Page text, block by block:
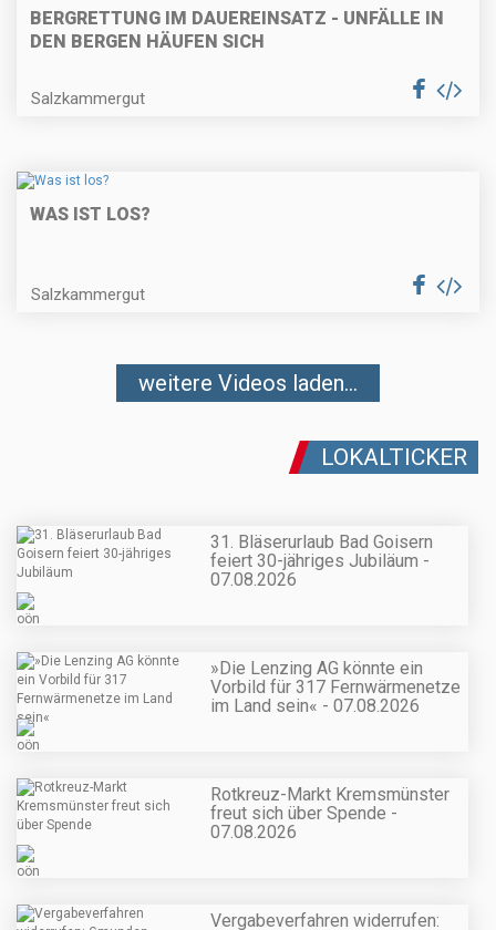
BERGRETTUNG IM DAUEREINSATZ - UNFÄLLE IN
DEN BERGEN HÄUFEN SICH
Salzkammergut
WAS IST LOS?
Salzkammergut
weitere Videos laden...
LOKALTICKER
31. Bläserurlaub Bad Goisern
feiert 30-jähriges Jubiläum -
07.08.2026
»Die Lenzing AG könnte ein
Vorbild für 317 Fernwärmenetze
im Land sein« - 07.08.2026
Rotkreuz-Markt Kremsmünster
freut sich über Spende -
07.08.2026
Vergabeverfahren widerrufen: